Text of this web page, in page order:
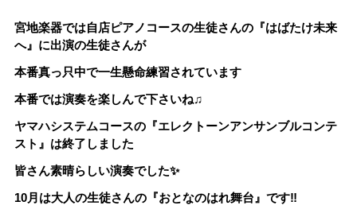
宮地楽器では自店ピアノコースの生徒さんの『はばたけ未来
へ』に出演の生徒さんが
本番真っ只中で一生懸命練習されています
本番では演奏を楽しんで下さいね♫
ヤマハシステムコースの『エレクトーンアンサンブルコンテ
スト』は終了しました
皆さん素晴らしい演奏でした✨
10月は大人の生徒さんの『おとなのはれ舞台』です‼️